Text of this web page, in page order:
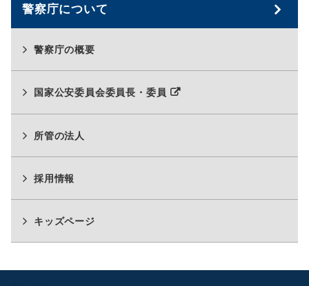
警察庁について
警察庁の概要
国家公安委員会委員長・委員
所管の法人
採用情報
キッズページ